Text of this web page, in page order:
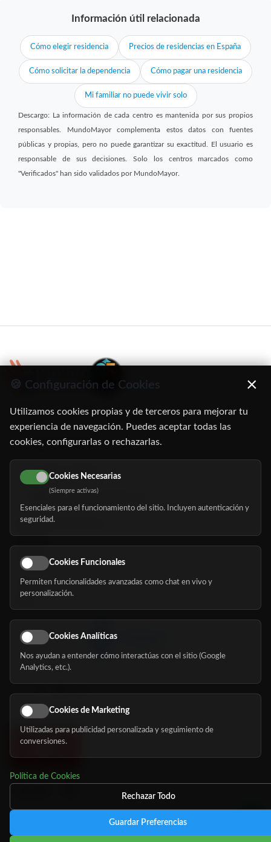
Información útil relacionada
Cómo elegir residencia Precios de residencias en España
Cómo solicitar la dependencia Cómo pagar una residencia
Mi familiar no puede vivir solo
Descargo: La información de cada centro es mantenida por sus propios
responsables. MundoMayor complementa estos datos con fuentes
públicas y propias, pero no puede garantizar su exactitud. El usuario es
responsable de sus decisiones. Solo los centros marcados como
"Verificados" han sido validados por MundoMayor.
C/ Oruro, 11. 28016 Madrid
91 345 06 26
616 113 103
hola@mundomayor.com
Buscador de residencias
Eventos
Nosotros
Síguenos
© Copyright 2026 MundoMayor Aviso de privacidad Aviso
🍪 Configuración de Cookies ×
Utilizamos cookies propias y de terceros para mejorar tu
experiencia de navegación. Puedes aceptar todas las
cookies, configurarlas o rechazarlas.
Cookies Necesarias
(Siempre activas)
Esenciales para el funcionamiento del sitio. Incluyen autenticación y
seguridad.
Cookies Funcionales
Permiten funcionalidades avanzadas como chat en vivo y
personalización.
Cookies Analíticas
Nos ayudan a entender cómo interactúas con el sitio (Google
Analytics, etc.).
Cookies de Marketing
Utilizadas para publicidad personalizada y seguimiento de
conversiones.
Política de Cookies
Rechazar Todo
Guardar Preferencias